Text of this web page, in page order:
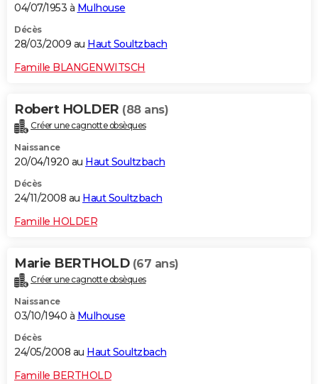
04/07/1953 à Mulhouse
Décès
28/03/2009 au Haut Soultzbach
Famille BLANGENWITSCH
Robert HOLDER (88 ans)
Créer une cagnotte obsèques
Naissance
20/04/1920 au Haut Soultzbach
Décès
24/11/2008 au Haut Soultzbach
Famille HOLDER
Marie BERTHOLD (67 ans)
Créer une cagnotte obsèques
Naissance
03/10/1940 à Mulhouse
Décès
24/05/2008 au Haut Soultzbach
Famille BERTHOLD